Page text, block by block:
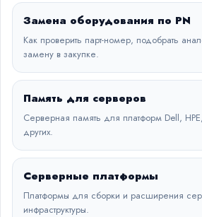
Замена оборудования по PN
Как проверить парт-номер, подобрать
замену в закупке.
Память для серверов
Серверная память для платформ Dell,
других.
Серверные платформы
Платформы для сборки и расширения
инфраструктуры.